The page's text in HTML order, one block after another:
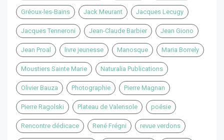
Gréoux-les-Bains Jack Meurant Jacques Lecugy
Jacques Tenneroni Jean-Claude Barbier Jean Giono
Jean Proal livre jeunesse Manosque Maria Borrely
Moustiers Sainte Marie Naturalia Publications
Olivier Bauza Photographie Pierre Magnan
Pierre Ragolski Plateau de Valensole poésie
Rencontre dédicace René Frégni revue verdons